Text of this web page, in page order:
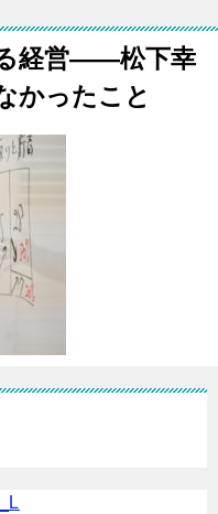
経営――松下幸
かったこと